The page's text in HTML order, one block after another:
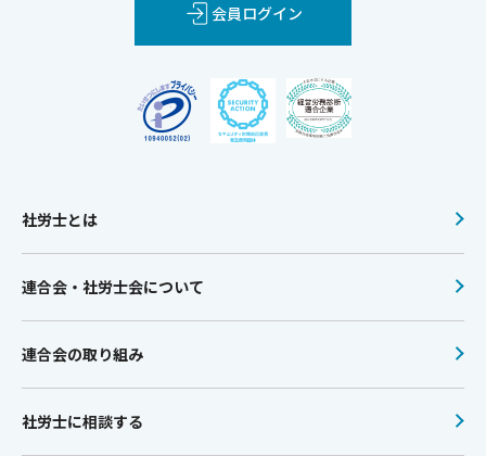
会員ログイン
社労士とは
連合会・社労士会について
連合会の取り組み
社労士に相談する